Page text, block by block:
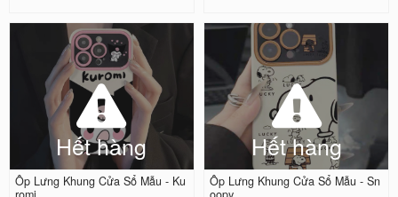
Hết hàng
Ốp Lưng Khung Cửa Sổ Mẫu - Ku
Hết hàng
Ốp Lưng Khung Cửa Sổ Mẫu - Sn